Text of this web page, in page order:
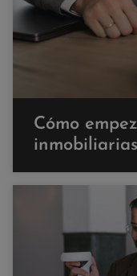
Cómo
inmobiliarias